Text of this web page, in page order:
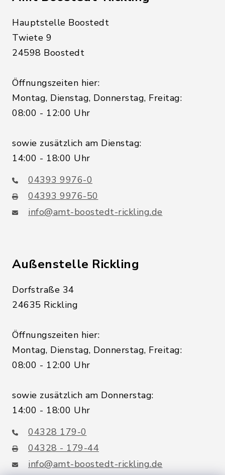
Hauptstelle Boostedt
Twiete 9
24598 Boostedt
Öffnungszeiten hier:
Montag, Dienstag, Donnerstag, Freitag:
08:00 - 12:00 Uhr
sowie zusätzlich am Dienstag:
14:00 - 18:00 Uhr
04393 9976-0
04393 9976-50
info@amt-boostedt-rickling.de
Außenstelle Rickling
Dorfstraße 34
24635 Rickling
Öffnungszeiten hier:
Montag, Dienstag, Donnerstag, Freitag:
08:00 - 12:00 Uhr
sowie zusätzlich am Donnerstag:
14:00 - 18:00 Uhr
04328 179-0
04328 - 179-44
info@amt-boostedt-rickling.de